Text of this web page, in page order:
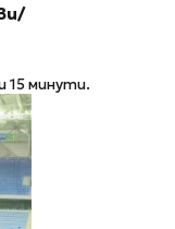
15 минути.